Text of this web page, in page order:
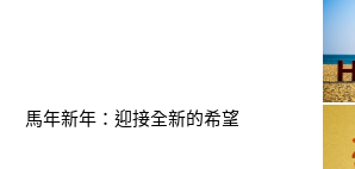
馬年新年：迎接全新的希望